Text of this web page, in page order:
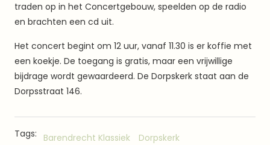
traden op in het Concertgebouw, speelden op de radio
en brachten een cd uit.
Het concert begint om 12 uur, vanaf 11.30 is er koffie met
een koekje. De toegang is gratis, maar een vrijwillige
bijdrage wordt gewaardeerd. De Dorpskerk staat aan de
Dorpsstraat 146.
Tags: Barendrecht Klassiek Dorpskerk